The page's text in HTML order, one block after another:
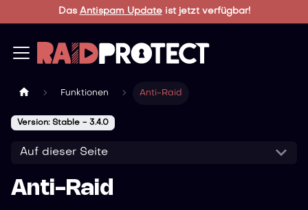
Das Antispam Updateist jetzt verfügbar!
Funktionen Anti-Raid
Version: Stable - 3.4.0
Auf dieser Seite
Anti-Raid